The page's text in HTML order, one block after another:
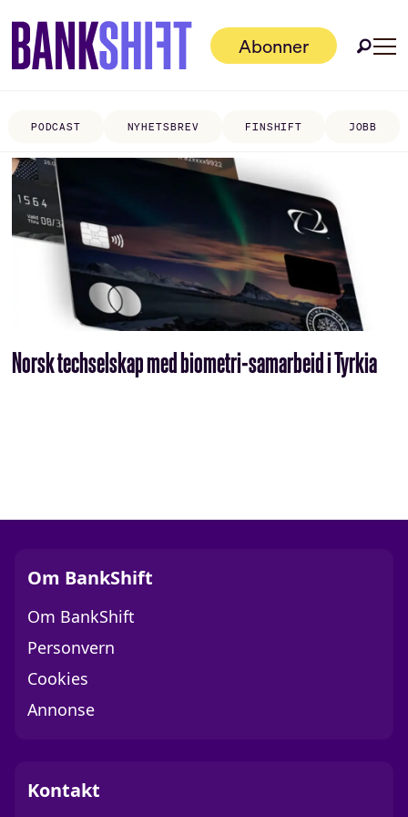
Abonner
PODCAST NYHETSBREV FINSHIFT JOBB
Tag:
denizbank
Norsk techselskap med biometri-samarbeid i Tyrkia
Om BankShift
Om BankShift
Personvern
Cookies
Annonse
Kontakt